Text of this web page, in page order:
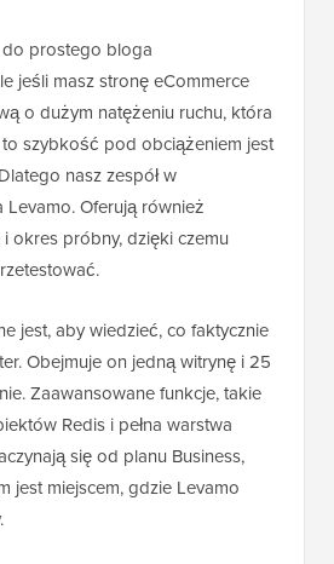
do prostego bloga
jeśli masz stronę eCommerce
o dużym natężeniu ruchu, która
szybkość pod obciążeniem jest
nasz zespół w
Levamo. Oferują również
i okres próbny, dzięki czemu
jest, aby wiedzieć, co faktycznie
Obejmuje on jedną witrynę i 25
Zaawansowane funkcje, takie
Redis i pełna warstwa
się od planu Business,
jest miejscem, gdzie Levamo